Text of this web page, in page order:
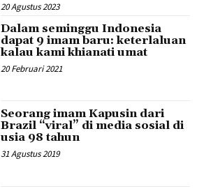
20 Agustus 2023
Dalam seminggu Indonesia
dapat 9 imam baru: keterlaluan
kalau kami khianati umat
20 Februari 2021
Seorang imam Kapusin dari
Brazil “viral” di media sosial di
usia 98 tahun
31 Agustus 2019